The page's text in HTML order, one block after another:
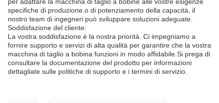
specifiche di produzione.o di potenziamento della capacità, il
nostro team di ingegneri può sviluppare soluzioni adeguate.
Soddisfazione del cliente:
La vostra soddisfazione è la nostra priorità. Ci impegniamo a
fornire supporto e servizi di alta qualità per garantire che la vostra
macchina di taglio a bobina funzioni in modo affidabile.Si prega di
consultare la documentazione del prodotto per informazioni
dettagliate sulle politiche di supporto e i termini di servizio.